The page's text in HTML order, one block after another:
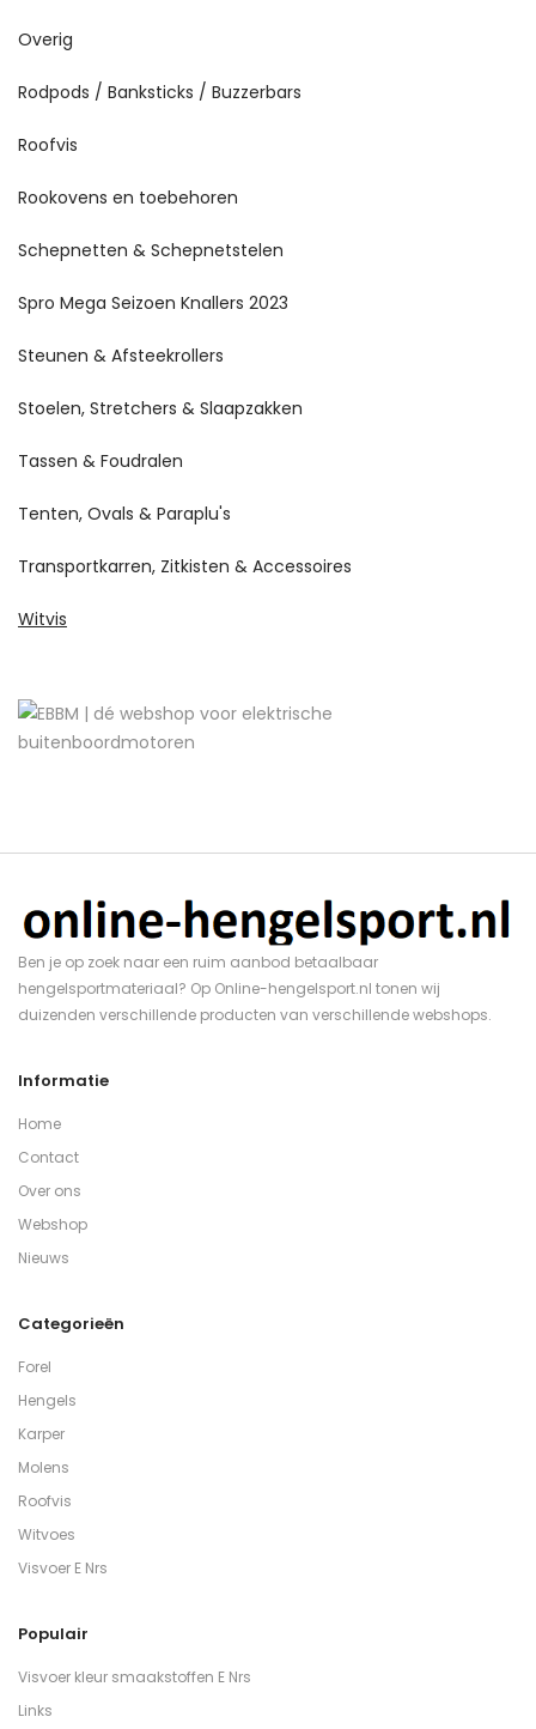
Overig
Rodpods / Banksticks / Buzzerbars
Roofvis
Rookovens en toebehoren
Schepnetten & Schepnetstelen
Spro Mega Seizoen Knallers 2023
Steunen & Afsteekrollers
Stoelen, Stretchers & Slaapzakken
Tassen & Foudralen
Tenten, Ovals & Paraplu's
Transportkarren, Zitkisten & Accessoires
Witvis
Ben je op zoek naar een ruim aanbod betaalbaar
hengelsportmateriaal? Op Online-hengelsport.nl tonen wij
duizenden verschillende producten van verschillende webshops.
Informatie
Home
Contact
Over ons
Webshop
Nieuws
Categorieën
Forel
Hengels
Karper
Molens
Roofvis
Witvoes
Visvoer E Nrs
Populair
Visvoer kleur smaakstoffen E Nrs
Links